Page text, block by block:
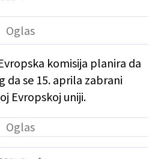
komisija planira da
da se 15. aprila zabrani
Evropskoj uniji.